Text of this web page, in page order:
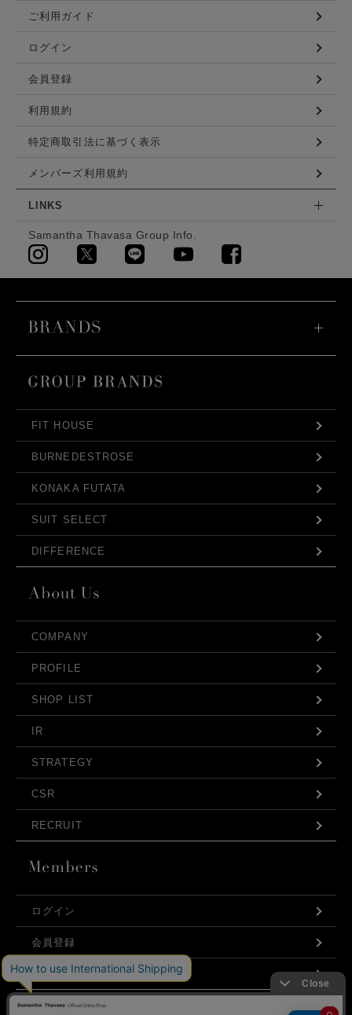
発売日
価格(安い順)
ご利用ガイド
ログイン
会員登録
利用規約
特定商取引法に基づく表示
メンバーズ利用規約
LINKS
Samantha Thavasa Group Info.
FIT HOUSE
BURNEDESTROSE
KONAKA FUTATA
SUIT SELECT
DIFFERENCE
COMPANY
PROFILE
SHOP LIST
IR
STRATEGY
CSR
RECRUIT
ログイン
会員登録
利用規約
お問い合わせ